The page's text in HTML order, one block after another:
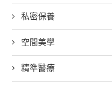
私密保養
空間美學
精準醫療